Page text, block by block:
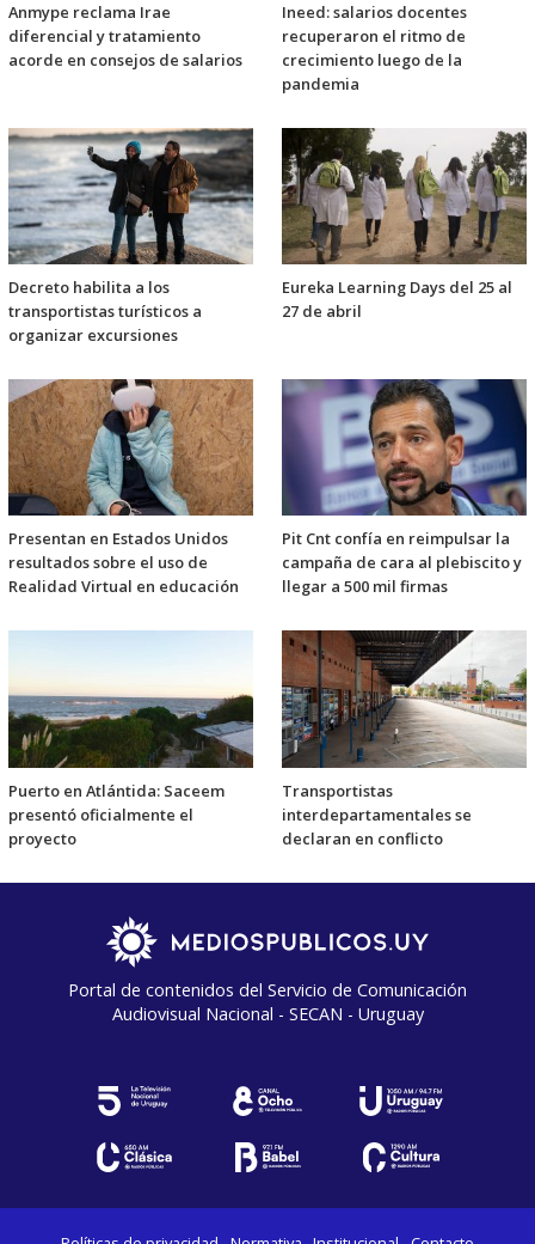
Anmype reclama Irae
diferencial y tratamiento
acorde en consejos de salarios
Ineed: salarios docentes
recuperaron el ritmo de
crecimiento luego de la
pandemia
Decreto habilita a los
transportistas turísticos a
organizar excursiones
Eureka Learning Days del 25 al
27 de abril
Presentan en Estados Unidos
resultados sobre el uso de
Realidad Virtual en educación
Pit Cnt confía en reimpulsar la
campaña de cara al plebiscito y
llegar a 500 mil firmas
Puerto en Atlántida: Saceem
presentó oficialmente el
proyecto
Transportistas
interdepartamentales se
declaran en conflicto
Portal de contenidos del Servicio de Comunicación
Audiovisual Nacional - SECAN - Uruguay